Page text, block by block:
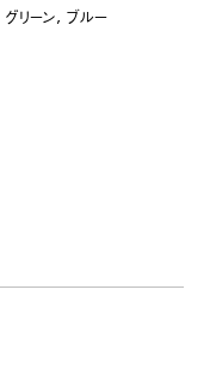
グリーン ブルー